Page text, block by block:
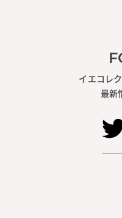
イエコレ
最新